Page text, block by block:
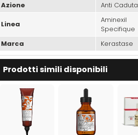
Azione Anti Caduta
Linea
Aminexil
Specifique
Marca
Kerastase
Prodotti simili disponibili